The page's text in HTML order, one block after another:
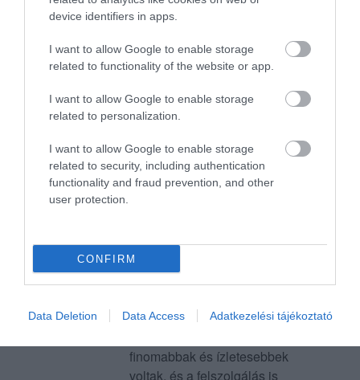
device identifiers in apps.
I want to allow Google to enable storage
related to functionality of the website or app.
I want to allow Google to enable storage
related to personalization.
I want to allow Google to enable storage
related to security, including authentication
functionality and fraud prevention, and other
user protection.
CONFIRM
Data Deletion Data Access Adatkezelési tájékoztató
2019. December 22.
felejthetettlen élményt az
ACAPULCO
rendezvényközpont
dolgozóinak, és a
25 fős céges karácsonyi
rendezvényünket szerveztük
az ACAPULCO-ba,
vacsorával, bowlinggal 2019
December 13. ára.
lépésünket figyelték. Minden
kérésünket teljesítették ,akár
zene kérés terén, akár italok
tökéletesen működtek. Az
finomabbak és ízletesebbek
voltak, és a felszolgálás is